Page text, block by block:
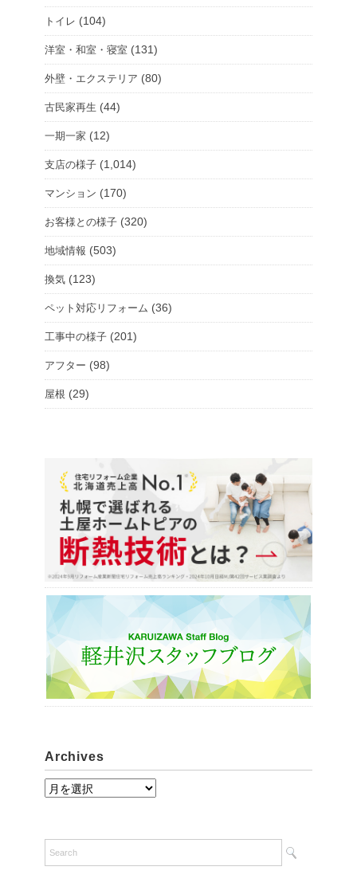
トイレ (104)
洋室・和室・寝室 (131)
外壁・エクステリア (80)
古民家再生 (44)
一期一家 (12)
支店の様子 (1,014)
マンション (170)
お客様との様子 (320)
地域情報 (503)
換気 (123)
ペット対応リフォーム (36)
工事中の様子 (201)
アフター (98)
屋根 (29)
Archives